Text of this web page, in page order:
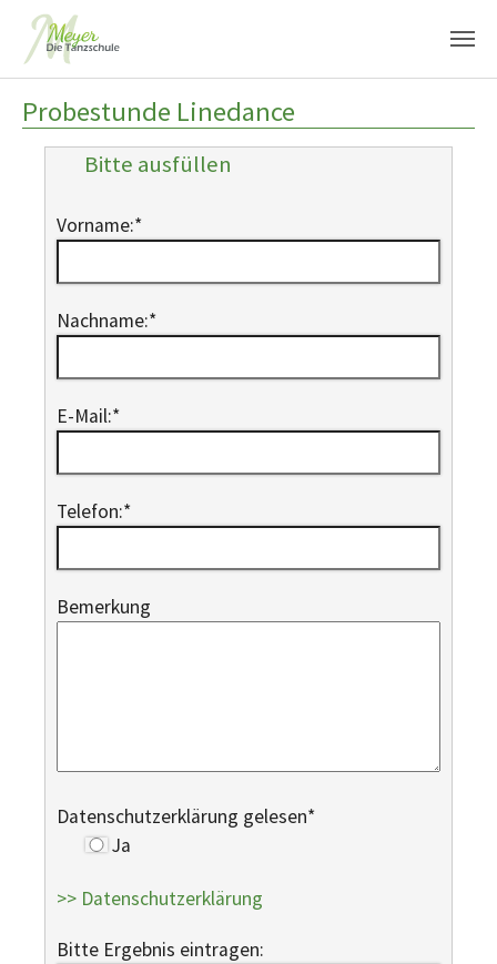
Probestunde Linedance
Bitte ausfüllen
Vorname:*
Nachname:*
E-Mail:*
Telefon:*
Bemerkung
Datenschutzerklärung gelesen*
Ja
>> Datenschutzerklärung
Bitte Ergebnis eintragen: